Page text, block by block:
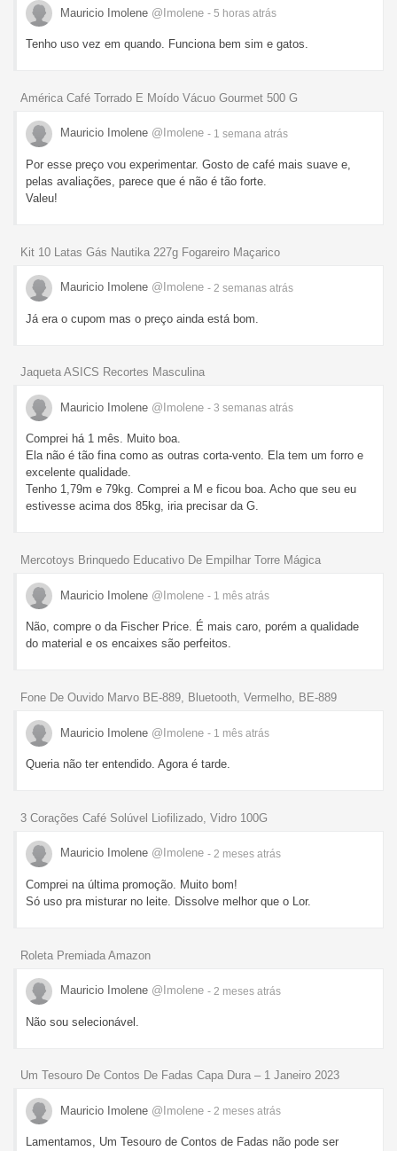
Mauricio Imolene @Imolene - 5 horas atrás
Tenho uso vez em quando. Funciona bem sim e gatos.
América Café Torrado E Moído Vácuo Gourmet 500 G
Mauricio Imolene @Imolene - 1 semana atrás
Por esse preço vou experimentar. Gosto de café mais suave e,
pelas avaliações, parece que é não é tão forte.
Valeu!
Kit 10 Latas Gás Nautika 227g Fogareiro Maçarico
Mauricio Imolene @Imolene - 2 semanas atrás
Já era o cupom mas o preço ainda está bom.
Jaqueta ASICS Recortes Masculina
Mauricio Imolene @Imolene - 3 semanas atrás
Comprei há 1 mês. Muito boa.
Ela não é tão fina como as outras corta-vento. Ela tem um forro e
excelente qualidade.
Tenho 1,79m e 79kg. Comprei a M e ficou boa. Acho que seu eu
estivesse acima dos 85kg, iria precisar da G.
Mercotoys Brinquedo Educativo De Empilhar Torre Mágica
Mauricio Imolene @Imolene - 1 mês atrás
Não, compre o da Fischer Price. É mais caro, porém a qualidade
do material e os encaixes são perfeitos.
Fone De Ouvido Marvo BE-889, Bluetooth, Vermelho, BE-889
Mauricio Imolene @Imolene - 1 mês atrás
Queria não ter entendido. Agora é tarde.
3 Corações Café Solúvel Liofilizado, Vidro 100G
Mauricio Imolene @Imolene - 2 meses atrás
Comprei na última promoção. Muito bom!
Só uso pra misturar no leite. Dissolve melhor que o Lor.
Roleta Premiada Amazon
Mauricio Imolene @Imolene - 2 meses atrás
Não sou selecionável.
Um Tesouro De Contos De Fadas Capa Dura – 1 Janeiro 2023
Mauricio Imolene @Imolene - 2 meses atrás
Lamentamos, Um Tesouro de Contos de Fadas não pode ser